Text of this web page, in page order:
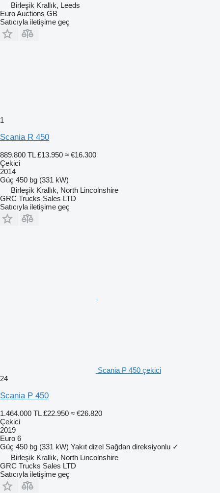
Birleşik Krallık, Leeds
Euro Auctions GB
Satıcıyla iletişime geç
1
Scania R 450
889.800 TL £13.950 ≈ €16.300
Çekici
2014
Güç 450 bg (331 kW)
Birleşik Krallık, North Lincolnshire
GRC Trucks Sales LTD
Satıcıyla iletişime geç
Scania P 450 çekici
24
Scania P 450
1.464.000 TL £22.950 ≈ €26.820
Çekici
2019
Euro 6
Güç 450 bg (331 kW) Yakıt dizel Sağdan direksiyonlu ✓
Birleşik Krallık, North Lincolnshire
GRC Trucks Sales LTD
Satıcıyla iletişime geç